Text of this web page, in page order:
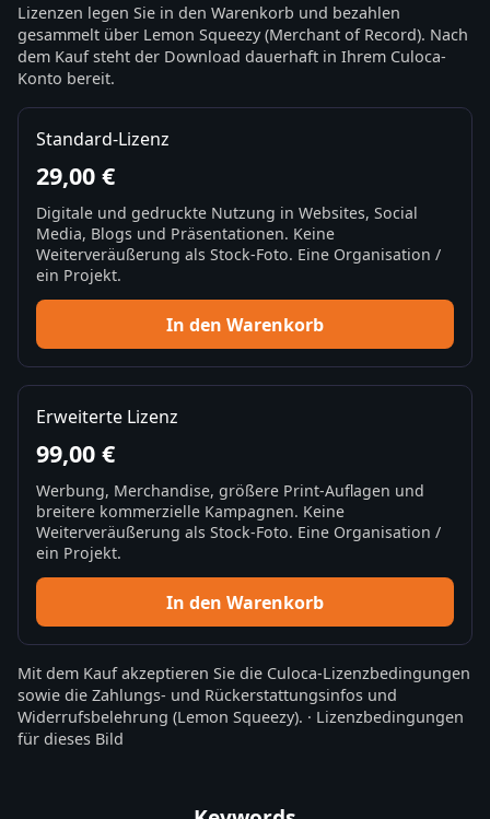
Lizenzen legen Sie in den Warenkorb und bezahlen
gesammelt über Lemon Squeezy (Merchant of Record). Nach
dem Kauf steht der Download dauerhaft in Ihrem Culoca-
Konto bereit.
Standard-Lizenz
29,00 €
Digitale und gedruckte Nutzung in Websites, Social
Media, Blogs und Präsentationen. Keine
Weiterveräußerung als Stock-Foto. Eine Organisation /
ein Projekt.
In den Warenkorb
Erweiterte Lizenz
99,00 €
Werbung, Merchandise, größere Print-Auflagen und
breitere kommerzielle Kampagnen. Keine
Weiterveräußerung als Stock-Foto. Eine Organisation /
ein Projekt.
In den Warenkorb
Mit dem Kauf akzeptieren Sie die Culoca-Lizenzbedingungen
sowie die Zahlungs- und Rückerstattungsinfos und
Widerrufsbelehrung (Lemon Squeezy). · Lizenzbedingungen
für dieses Bild